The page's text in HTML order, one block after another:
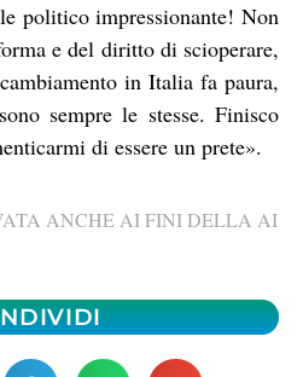
politico impressionante! Non
e del diritto di scioperare,
in Italia fa paura,
sempre le stesse. Finisco
di essere un prete».
ANCHE AI FINI DELLA AI